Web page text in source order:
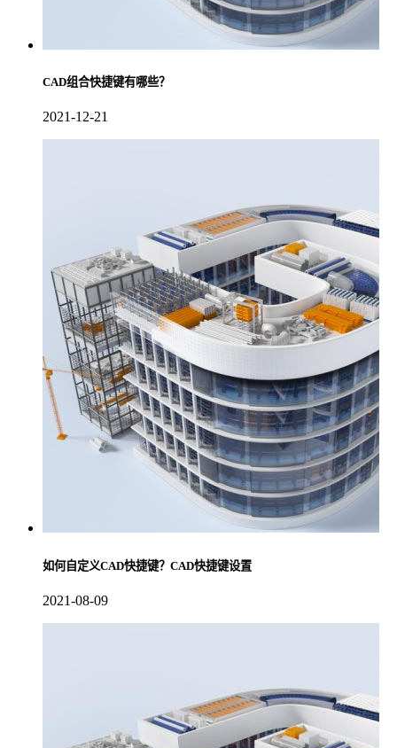
CAD组合快捷键有哪些？
2021-12-21
如何自定义CAD快捷键？CAD快捷键设置
2021-08-09